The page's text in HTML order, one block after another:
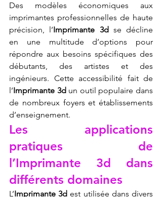
Des modèles économiques aux
imprimantes professionnelles de haute
précision, l’Imprimante 3d se décline
en une multitude d’options pour
répondre aux besoins spécifiques des
débutants, des artistes et des
ingénieurs. Cette accessibilité fait de
l’Imprimante 3d un outil populaire dans
de nombreux foyers et établissements
d’enseignement.
Les applications
pratiques de
l’Imprimante 3d dans
différents domaines
L’Imprimante 3d est utilisée dans divers